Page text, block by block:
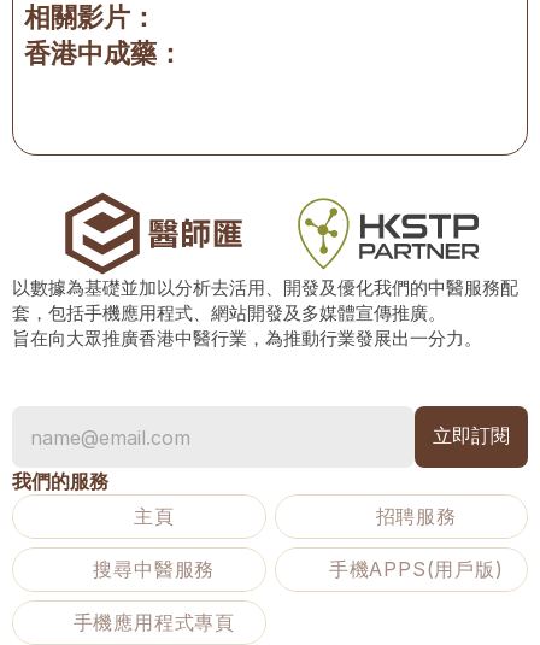
相關影片：
香港中成藥：
以數據為基礎並加以分析去活用、開發及優化我們的中醫服務配
套，包括手機應用程式、網站開發及多媒體宣傳推廣。
旨在向大眾推廣香港中醫行業，為推動行業發展出一分力。
我們的服務
主頁
招聘服務
搜尋中醫服務 手機APPS(用戶版)
手機應用程式專頁